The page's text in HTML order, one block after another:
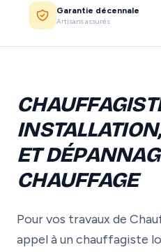
Garantie décennale
Artisans assurés
ET
CHAUFFAGE
Pour vos travaux de
appel à un chauffagiste